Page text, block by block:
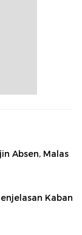
Absen, Malas
Kaban